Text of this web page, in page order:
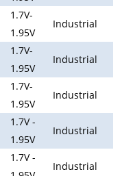
1.7V-
1.95V
Industrial
1.7V-
1.95V
Industrial
1.7V-
1.95V
Industrial
1.7V -
1.95V
Industrial
1.7V -
Industrial